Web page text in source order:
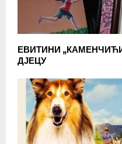
ЕВИТИНИ
ДЈЕЦУ